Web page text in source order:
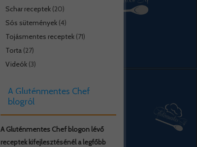
Schar receptek(20)
Sós sütemények(4)
Tojásmentes receptek(71)
Torta(27)
Videók(3)
A Gluténmentes Chef
blogról
A Gluténmentes Chef blogon lévő
receptek kifejlesztésénél a legfőbb